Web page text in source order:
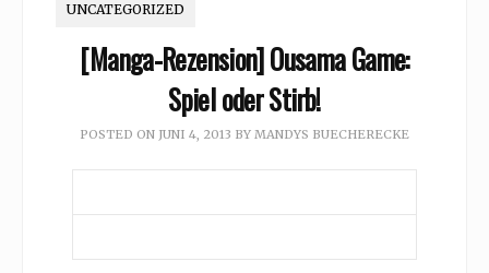
UNCATEGORIZED
[Manga-Rezension] Ousama Game:
Spiel oder Stirb!
POSTED ON JUNI 4, 2013 BY MANDYS BUECHERECKE